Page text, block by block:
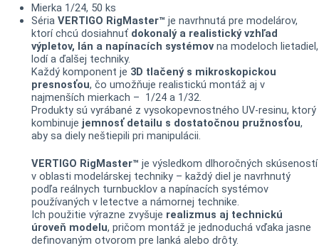
Mierka 1/24, 50 ks
Séria VERTIGO RigMaster™ je navrhnutá pre modelárov,
ktorí chcú dosiahnuť dokonalý a realistický vzhľad
výpletov, lán a napínacích systémov na modeloch lietadiel,
lodí a ďalšej techniky.
Každý komponent je 3D tlačený s mikroskopickou
presnosťou, čo umožňuje realistickú montáž aj v
najmenších mierkach – 1/24 a 1/32.
Produkty sú vyrábané z vysokopevnostného UV-resinu, ktorý
kombinuje jemnosť detailu s dostatočnou pružnosťou,
aby sa diely neštiepili pri manipulácii.
VERTIGO RigMaster™ je výsledkom dlhoročných skúseností
v oblasti modelárskej techniky – každý diel je navrhnutý
podľa reálnych turnbucklov a napínacích systémov
používaných v letectve a námornej technike.
Ich použitie výrazne zvyšuje realizmus aj technickú
úroveň modelu, pričom montáž je jednoduchá vďaka jasne
definovaným otvorom pre lanká alebo drôty.